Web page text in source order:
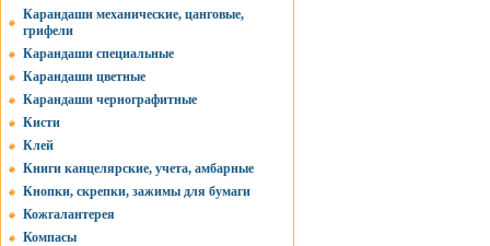
Карандаши механические, цанговые,
грифели
Карандаши специальные
Карандаши цветные
Карандаши чернографитные
Кисти
Клей
Книги канцелярские, учета, амбарные
Кнопки, скрепки, зажимы для бумаги
Кожгалантерея
Компасы